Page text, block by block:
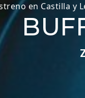
en Castilla y